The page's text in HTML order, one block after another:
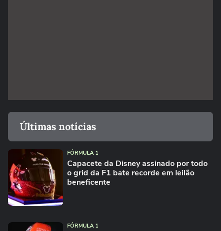
Últimas notícias
FÓRMULA 1
Capacete da Disney assinado por todo
o grid da F1 bate recorde em leilão
beneficente
FÓRMULA 1